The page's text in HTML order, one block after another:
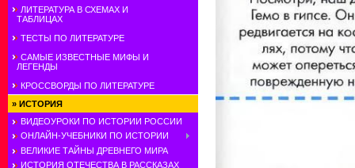
ЛИТЕРАТУРА В СХЕМАХ И
ТАБЛИЦАХ
ТЕСТЫ ПО ЛИТЕРАТУРЕ
САМЫЕ ИЗВЕСТНЫЕ МИФЫ И
ЛЕГЕНДЫ
КРОССВОРДЫ ПО ЛИТЕРАТУРЕ
» ИСТОРИЯ
ВИДЕОУРОКИ ПО ИСТОРИИ РОССИИ
ОНЛАЙН-УЧЕБНИКИ ПО ИСТОРИИ
ВЕЛИКИЕ ТАЙНЫ ДРЕВНЕГО МИРА
ИСТОРИЯ ОТЕЧЕСТВА В РАССКАЗАХ